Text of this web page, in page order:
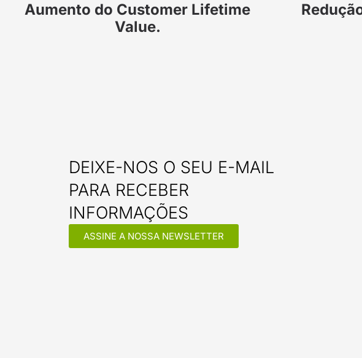
Aumento do Customer Lifetime
Value.
DEIXE-NOS O SEU E-MAIL
PARA RECEBER
INFORMAÇÕES
ASSINE A NOSSA NEWSLETTER